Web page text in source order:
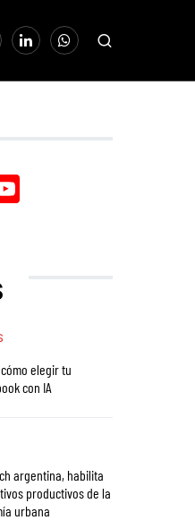
elegir tu
con IA
habilita
productivos de la
urbana